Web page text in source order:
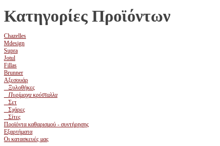
Κατηγορίες Προϊόντων
Chazelles
Mdesign
Supra
Jotul
Fillas
Brunner
Αξεσουάρ
Ξυλοθήκες
Πυρίμαχα κρύσταλλα
Σετ
Σχάρες
Σίτες
Προϊόντα καθαρισμού - συντήρησης
Εξαρτήματα
Οι κατασκευές μας